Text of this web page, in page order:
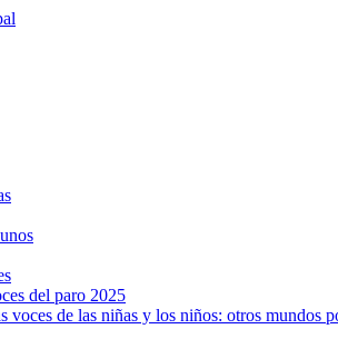
del paro 2025
voces de las niñas y los niños: otros mundos